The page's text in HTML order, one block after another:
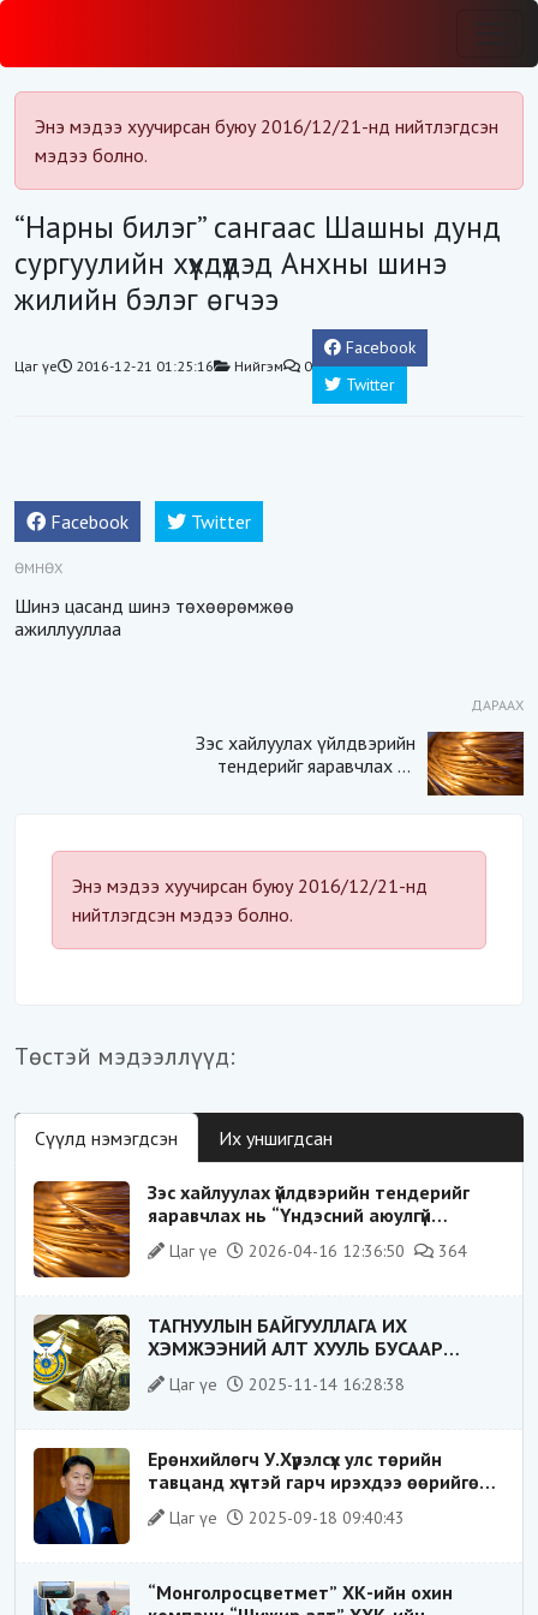
Энэ мэдээ хуучирсан буюу 2016/12/21-нд нийтлэгдсэн
мэдээ болно.
“Нарны билэг” сангаас Шашны дунд
сургуулийн хүүхдүүдэд Анхны шинэ
жилийн бэлэг өгчээ
Цаг үе 2016-12-21 01:25:16 Нийгэм 0
Facebook
Twitter
Facebook Twitter
ӨМНӨХ
Шинэ цасанд шинэ төхөөрөмжөө
ажиллууллаа
ДАРААХ
Зэс хайлуулах үйлдвэрийн
тендерийг яаравчлах нь
Энэ мэдээ хуучирсан буюу 2016/12/21-нд
нийтлэгдсэн мэдээ болно.
Төстэй мэдээллүүд:
Сүүлд нэмэгдсэн Их уншигдсан
Зэс хайлуулах үйлдвэрийн тендерийг
яаравчлах нь “Үндэсний аюулгүй
байдал“-д эрсдэлтэй юу?
Цаг үе 2026-04-16 12:36:50 364
ТАГНУУЛЫН БАЙГУУЛЛАГА ИХ
ХЭМЖЭЭНИЙ АЛТ ХУУЛЬ БУСААР
ХИЛЭЭР ГАРГАХ ГЭЖ БАЙСАН
ҮЙЛДЛИЙГ ТАСЛАН ЗОГСООЛОО
Цаг үе 2025-11-14 16:28:38
Ерөнхийлөгч У.Хүрэлсүх улс төрийн
тавцанд хүчтэй гарч ирэхдээ өөрийгөө
шударга ёсны төлөө тэмцэгч, “хуучин
тогтолцооны хонгилыг нураагч” гэсэн
Цаг үе 2025-09-18 09:40:43
“Монголросцветмет” ХК-ийн охин